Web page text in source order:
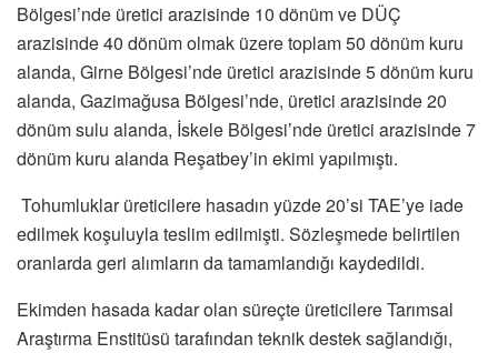
Bölgesi’nde üretici arazisinde 10 dönüm ve DÜÇ
arazisinde 40 dönüm olmak üzere toplam 50 dönüm kuru
alanda, Girne Bölgesi’nde üretici arazisinde 5 dönüm kuru
alanda, Gazimağusa Bölgesi’nde, üretici arazisinde 20
dönüm sulu alanda, İskele Bölgesi’nde üretici arazisinde 7
dönüm kuru alanda Reşatbey’in ekimi yapılmıştı.
Tohumluklar üreticilere hasadın yüzde 20’si TAE’ye iade
edilmek koşuluyla teslim edilmişti. Sözleşmede belirtilen
oranlarda geri alımların da tamamlandığı kaydedildi.
Ekimden hasada kadar olan süreçte üreticilere Tarımsal
Araştırma Enstitüsü tarafından teknik destek sağlandığı,